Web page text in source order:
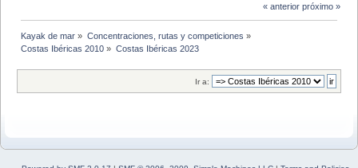
« anterior próximo »
Kayak de mar » Concentraciones, rutas y competiciones »
Costas Ibéricas 2010 » Costas Ibéricas 2023
Ir a: